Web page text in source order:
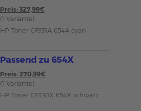
Preis: 327,99€
(1 Variante)
HP Toner CF331A 654A cyan
Passend zu 654X
Preis: 270,99€
(1 Variante)
HP Toner CF330X 654X schwarz